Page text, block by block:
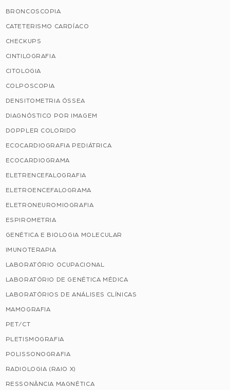
BRONCOSCOPIA
CATETERISMO CARDÍACO
CHECKUPS
CINTILOGRAFIA
CITOLOGIA
COLPOSCOPIA
DENSITOMETRIA ÓSSEA
DIAGNÓSTICO POR IMAGEM
DOPPLER COLORIDO
ECOCARDIOGRAFIA PEDIÁTRICA
ECOCARDIOGRAMA
ELETRENCEFALOGRAFIA
ELETROENCEFALOGRAMA
ELETRONEUROMIOGRAFIA
ESPIROMETRIA
GENÉTICA E BIOLOGIA MOLECULAR
IMUNOTERAPIA
LABORATÓRIO OCUPACIONAL
LABORATÓRIO DE GENÉTICA MÉDICA
LABORATÓRIOS DE ANÁLISES CLÍNICAS
MAMOGRAFIA
PET/CT
PLETISMOGRAFIA
POLISSONOGRAFIA
RADIOLOGIA (RAIO X)
RESSONÂNCIA MAGNÉTICA